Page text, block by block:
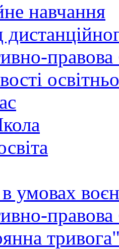
навчання
правова
умовах
правова